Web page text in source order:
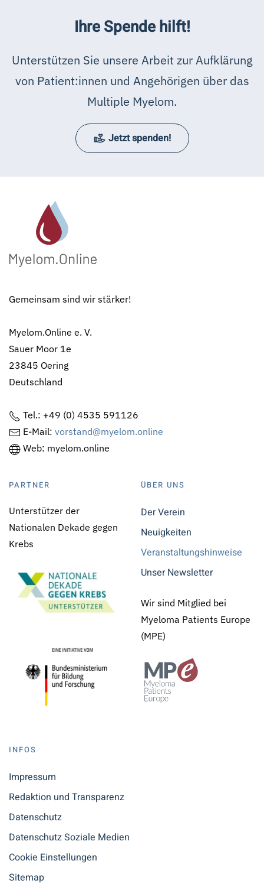
Ihre Spende hilft!
Unterstützen Sie unsere Arbeit zur Aufklärung
von Patient:innen und Angehörigen über das
Multiple Myelom.
Jetzt spenden!
Gemeinsam sind wir stärker!
Myelom.Online e. V.
Sauer Moor 1e
23845 Oering
Deutschland
Tel.: +49 (0) 4535 591126
E-Mail: vorstand@myelom.online
Web: myelom.online
PARTNER
Unterstützer der
Nationalen Dekade gegen
Krebs
ÜBER UNS
Der Verein
Neuigkeiten
Veranstaltungshinweise
Unser Newsletter
Wir sind Mitglied bei
Myeloma Patients Europe
(MPE)
INFOS
Impressum
Redaktion und Transparenz
Datenschutz
Datenschutz Soziale Medien
Cookie Einstellungen
Sitemap